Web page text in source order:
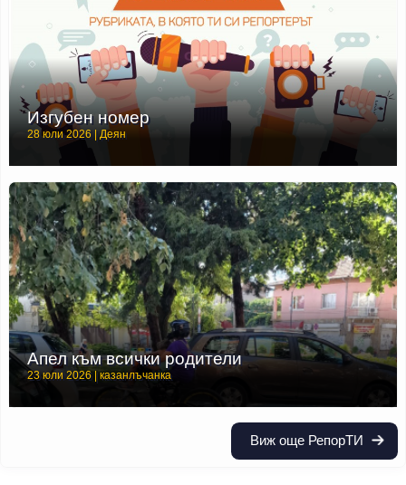
Изгубен номер
28 юли 2026 | Деян
Апел към всички родители
23 юли 2026 | казанлъчанка
Виж още РепорТИ